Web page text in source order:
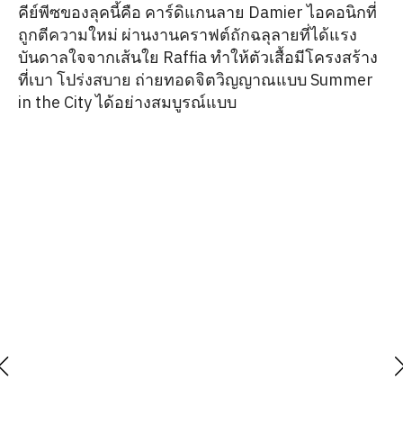
คีย์พีซของลุคนี้คือ คาร์ดิแกนลาย Damier ไอคอนิกที่
ถูกตีความใหม่ ผ่านงานคราฟต์ถักฉลุลายที่ได้แรง
บันดาลใจจากเส้นใย Raffia ทำให้ตัวเสื้อมีโครงสร้าง
ที่เบา โปร่งสบาย ถ่ายทอดจิตวิญญาณแบบ Summer
in the City ได้อย่างสมบูรณ์แบบ